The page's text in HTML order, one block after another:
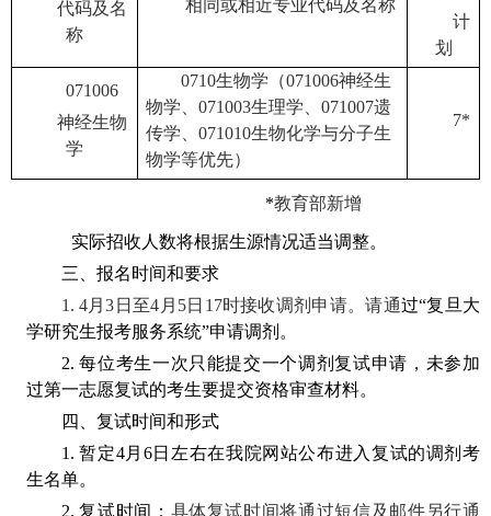
代码及名
称
相同或相近专业代码及名称
计
划
071006
神经生物
学
0710生物学（071006神经生
物学、071003生理学、071007遗
传学、071010生物化学与分子生
物学等优先）
7*
*教育部新增
实际招收人数将根据生源情况适当调整。
三、报名时间和要求
1. 4月3 日至4 月 5日 17时接收调剂申请。请通过“复旦大
学研究生报考服务系统”申请调剂。
2.每位考生一次只能提交一个调剂复试申请，未参加
过第一志愿复试的考生要提交资格审查材料。
四、复试时间和形式
1.暂定4月 6日左右在我院网站公布进入复试的调剂考
生名单。
2.复试时间： 具体复试时间将通过短信及邮件另行通